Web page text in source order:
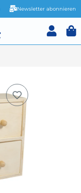
Newsletter abonnieren